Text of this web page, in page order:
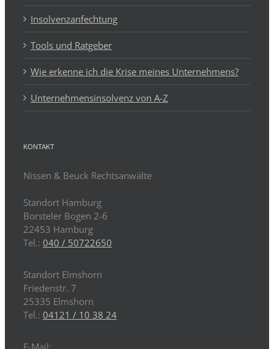
Insolvenzanfechtung
Tools und Ratgeber
Wie erkenne ich die Krise meines Unternehmens?
Unternehmensinsolvenz von A-Z
KONTAKT
Nissen & Beuck Rechtsanwälte
Standort Hamburg
Borsteler Bogen 2-6
22453 Hamburg
Tel.: 040 / 50722650
Standort Elmshorn
Friedenstr. 7
25335 Elmshorn
Tel.: 04121 / 10 38 24
E-Mail: